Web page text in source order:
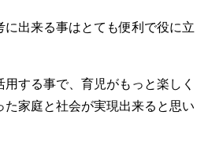
出来る事はとても便利で役に立
用する事で、育児がもっと楽しく
た家庭と社会が実現出来ると思い